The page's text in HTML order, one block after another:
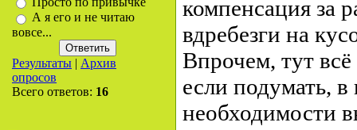
А я его и не читаю
вовсе...
Результаты | Архив
опросов
Всего ответов: 16
компенсация за
вдребезги на
Впрочем, тут
если подумать, в
необходимости